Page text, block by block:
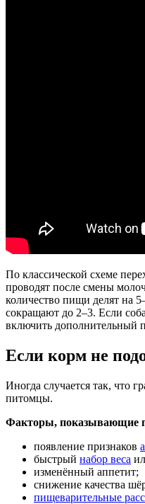
По классической схеме
проводят после смены
количество пищи делят на
сокращают до 2–3. Если
включить дополнительный
Если корм не
Иногда случается так, что
питомцы.
Факторы, показывающие
появление признаков
быстрый набор веса
изменённый аппетит;
снижение качества
пищеварительные